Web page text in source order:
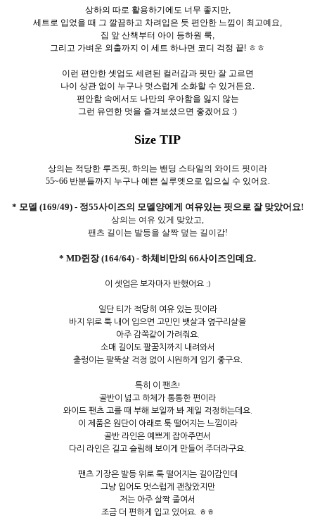
상하의 따로 활용하기에도 너무 좋지만,
세트로 입었을 때 그 깔끔하고 차려입은 듯 편안한 느낌이 최고예요,
집 앞 산책부터 아이 등하원 룩,
그리고 가벼운 외출까지 이 세트 하나면 코디 걱정 끝! ㅎㅎ
이런 편안한 셋업도 세련된 컬러감과 핏만 잘 고르면
나이 상관 없이 누구나 멋스럽게 소화할 수 있거든요.
편안함 속에서도 나만의 우아함을 잃지 않는
그런 유연한 멋을 즐겨보셨으면 좋겠어요 :)
Size TIP
상의는 적당한 루즈핏, 하의는 밴딩 스타일의 와이드 핏이라
55~66 반분들까지 누구나 예쁜 실루엣으로 입으실 수 있어요.
* 모델 (169/49) - 정55사이즈의 모델양에게 여유있는 핏으로 잘 맞았어요!
상의는 여유 있게 맞았고,
팬츠 길이는 발등을 살짝 덮는 길이감!
* MD쥔장 (164/64) - 하체비만의 66사이즈인데요.
이 셋업은 보자마자 반했어요 :)
일단 티가 적당히 여유 있는 핏이라
바지 위로 툭 내어 입으면 고민인 뱃살과 옆구리살을
아주 감쪽같이 가려줘요.
소매 길이도 팔꿈치까지 내려와서
출렁이는 팔뚝살 걱정 없이 시원하게 입기 좋구요.
특히 이 팬츠!
골반이 넓고 하체가 통통한 편이라
와이드 팬츠 고를 때 부해 보일까 봐 제일 걱정하는데요.
이 제품은 원단이 아래로 툭 떨어지는 느낌이라
골반 라인은 예쁘게 잡아주면서
다리 라인은 길고 슬림해 보이게 만들어 주더라구요.
팬츠 기장은 발등 위로 툭 떨어지는 길이감인데
그냥 입어도 멋스럽게 괜찮았지만
저는 아주 살짝 줄여서
조금 더 편하게 입고 있어요. ㅎㅎ